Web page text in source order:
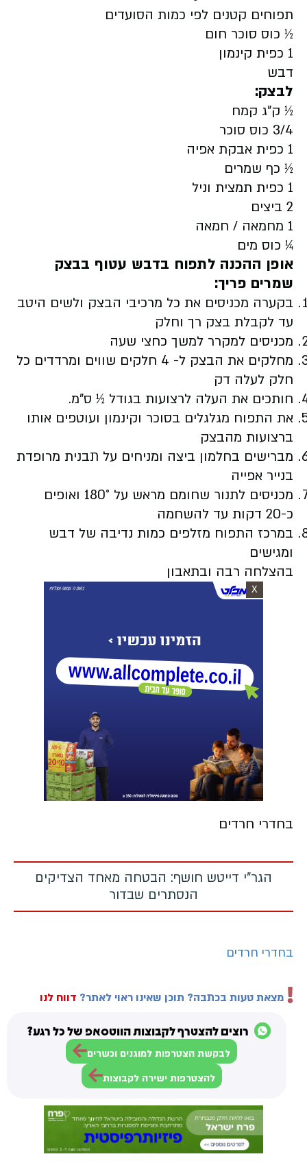
תפוחים קטנים לפי כמות הסועדים
½ כוס סוכר חום
1 כפית קינמון
דבש
לבצק:
½ ק"ג קמח
3/4 כוס סוכר
1 כפית אבקת אפיה
½ כף שמרים
1 כפית תמצית וניל
2 ביצים
1 מחמאה / חמאה
¼ כוס מים
אופן ההכנה לתפוח בדבש עטוף בבצק
שמרים פריך:
בקערה מכניסים את כל מרכיבי הבצק ולשים היטב
עד לקבלת בצק רך וחלק
מכניסים למקרר למשך כחצי שעה
מחלקים את הבצק ל- 4 חלקים שווים ומרדדים כל
חלק לעלה דק
חותכים את העלה לרצועות בגודל ½ ס"מ.
את התפוח מגלגלים בסוכר וקינמון ועוטפים אותו
ברצועות מהבצק
מברישים בחלמון ביצה ומניחים על תבנית מרופדת
בנייר אפייה
מכניסים לתנור שחומם מראש על 180° ואופים
כ-20 דקות עד להשחמה
במרכז התפוח מזלפים כמות נדיבה של דבש
ומגישים
בהצלחה רבה ובתאבון
X
בחדרי חרדים
הגר"י דייטש חושף: הבטחה מאחד הצדיקים
הנסתרים שבדור
בחדרי חרדים
מצאת טעות בכתבה? תוכן שאינו ראוי לאתר? דווח לנו
רוצים להצטרף לקבוצות הווטסאפ של כל רגע?
לבקשת הצטרפות למוגנים וכשרים
להצטרפות ישירה לקבוצות